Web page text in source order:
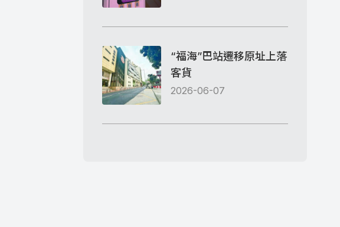
“福海”巴站遷移原址上落
客貨
2026-06-07